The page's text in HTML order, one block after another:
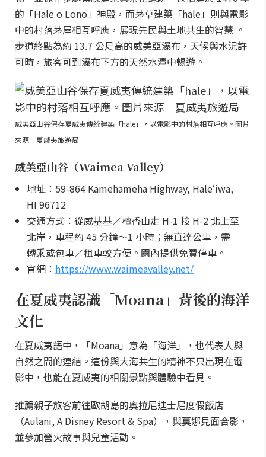
的「Hale o Lono」神殿，而茅草建築「hale」則與電影
中的村落茅屋相互呼應，展現先民與土地共生的智慧 。
步道終點為約 13.7 公尺高的威美亞瀑布，天候與水況許
可時，旅客可到瀑布下方的天然水潭中暢遊。
威美亞山谷保存夏威夷傳統建築「hale」，以電影中的村落相互呼應。圖片
來源｜夏威夷旅遊局
威美亞山谷（Waimea Valley）
地址：59-864 Kamehameha Highway, Haleʻiwa,
HI 96712
交通方式：從威基基／檀香山走 H-1 接 H-2 北上至
北岸，車程約 45 分鐘～1 小時；無直達公車，需
轉乘或包車／租車較方便。園內提供免費停車。
官網： https://www.waimeavalley.net/
在夏威夷認識「Moana」背後的海洋
文化
在夏威夷語中，「Moana」意為「海洋」，也代表人與
自然之間的連結。這份與大海共生的精神不只出現在電
影中，也能在夏威夷的相關景點與體驗中看見。
推薦親子旅客前往歐胡島的奧拉尼迪士尼度假飯店
（Aulani, A Disney Resort & Spa），與莫娜見面合影，
並參加營火故事與兒童活動。